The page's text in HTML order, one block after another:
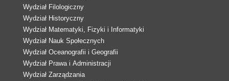
Wydział Filologiczny
Wydział Historyczny
Wydział Matematyki, Fizyki i Informatyki
Wydział Nauk Społecznych
Wydział Oceanografii i Geografii
Wydział Prawa i Administracji
Wydział Zarządzania